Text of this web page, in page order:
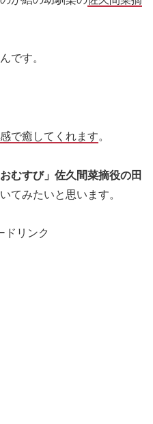
です。
で癒してくれます。
むすび」佐久間菜摘役の田
てみたいと思います。
ドリンク